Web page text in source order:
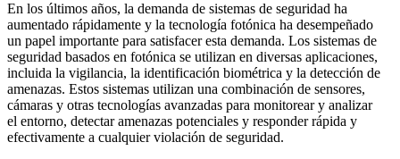
En los últimos años, la demanda de sistemas de seguridad ha
aumentado rápidamente y la tecnología fotónica ha desempeñado
un papel importante para satisfacer esta demanda. Los sistemas de
seguridad basados ​​en fotónica se utilizan en diversas aplicaciones,
incluida la vigilancia, la identificación biométrica y la detección de
amenazas. Estos sistemas utilizan una combinación de sensores,
cámaras y otras tecnologías avanzadas para monitorear y analizar
el entorno, detectar amenazas potenciales y responder rápida y
efectivamente a cualquier violación de seguridad.